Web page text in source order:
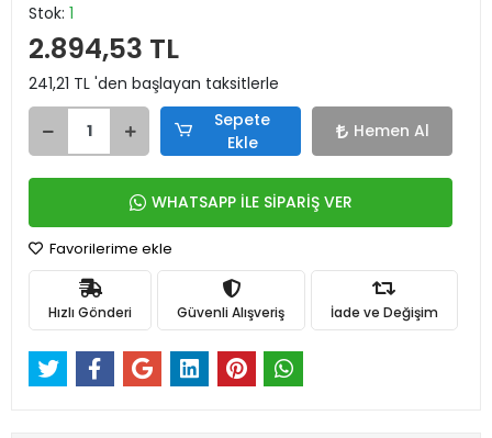
Stok: 1
2.894,53 TL
241,21 TL 'den başlayan taksitlerle
Sepete
Ekle
Hemen Al
WHATSAPP İLE SİPARİŞ VER
Favorilerime ekle
Hızlı Gönderi Güvenli Alışveriş İade ve Değişim